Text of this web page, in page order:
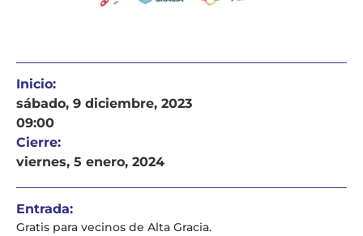
Inicio:
sábado, 9 diciembre, 2023
09:00
Cierre:
viernes, 5 enero, 2024
Entrada:
Gratis para vecinos de Alta Gracia.